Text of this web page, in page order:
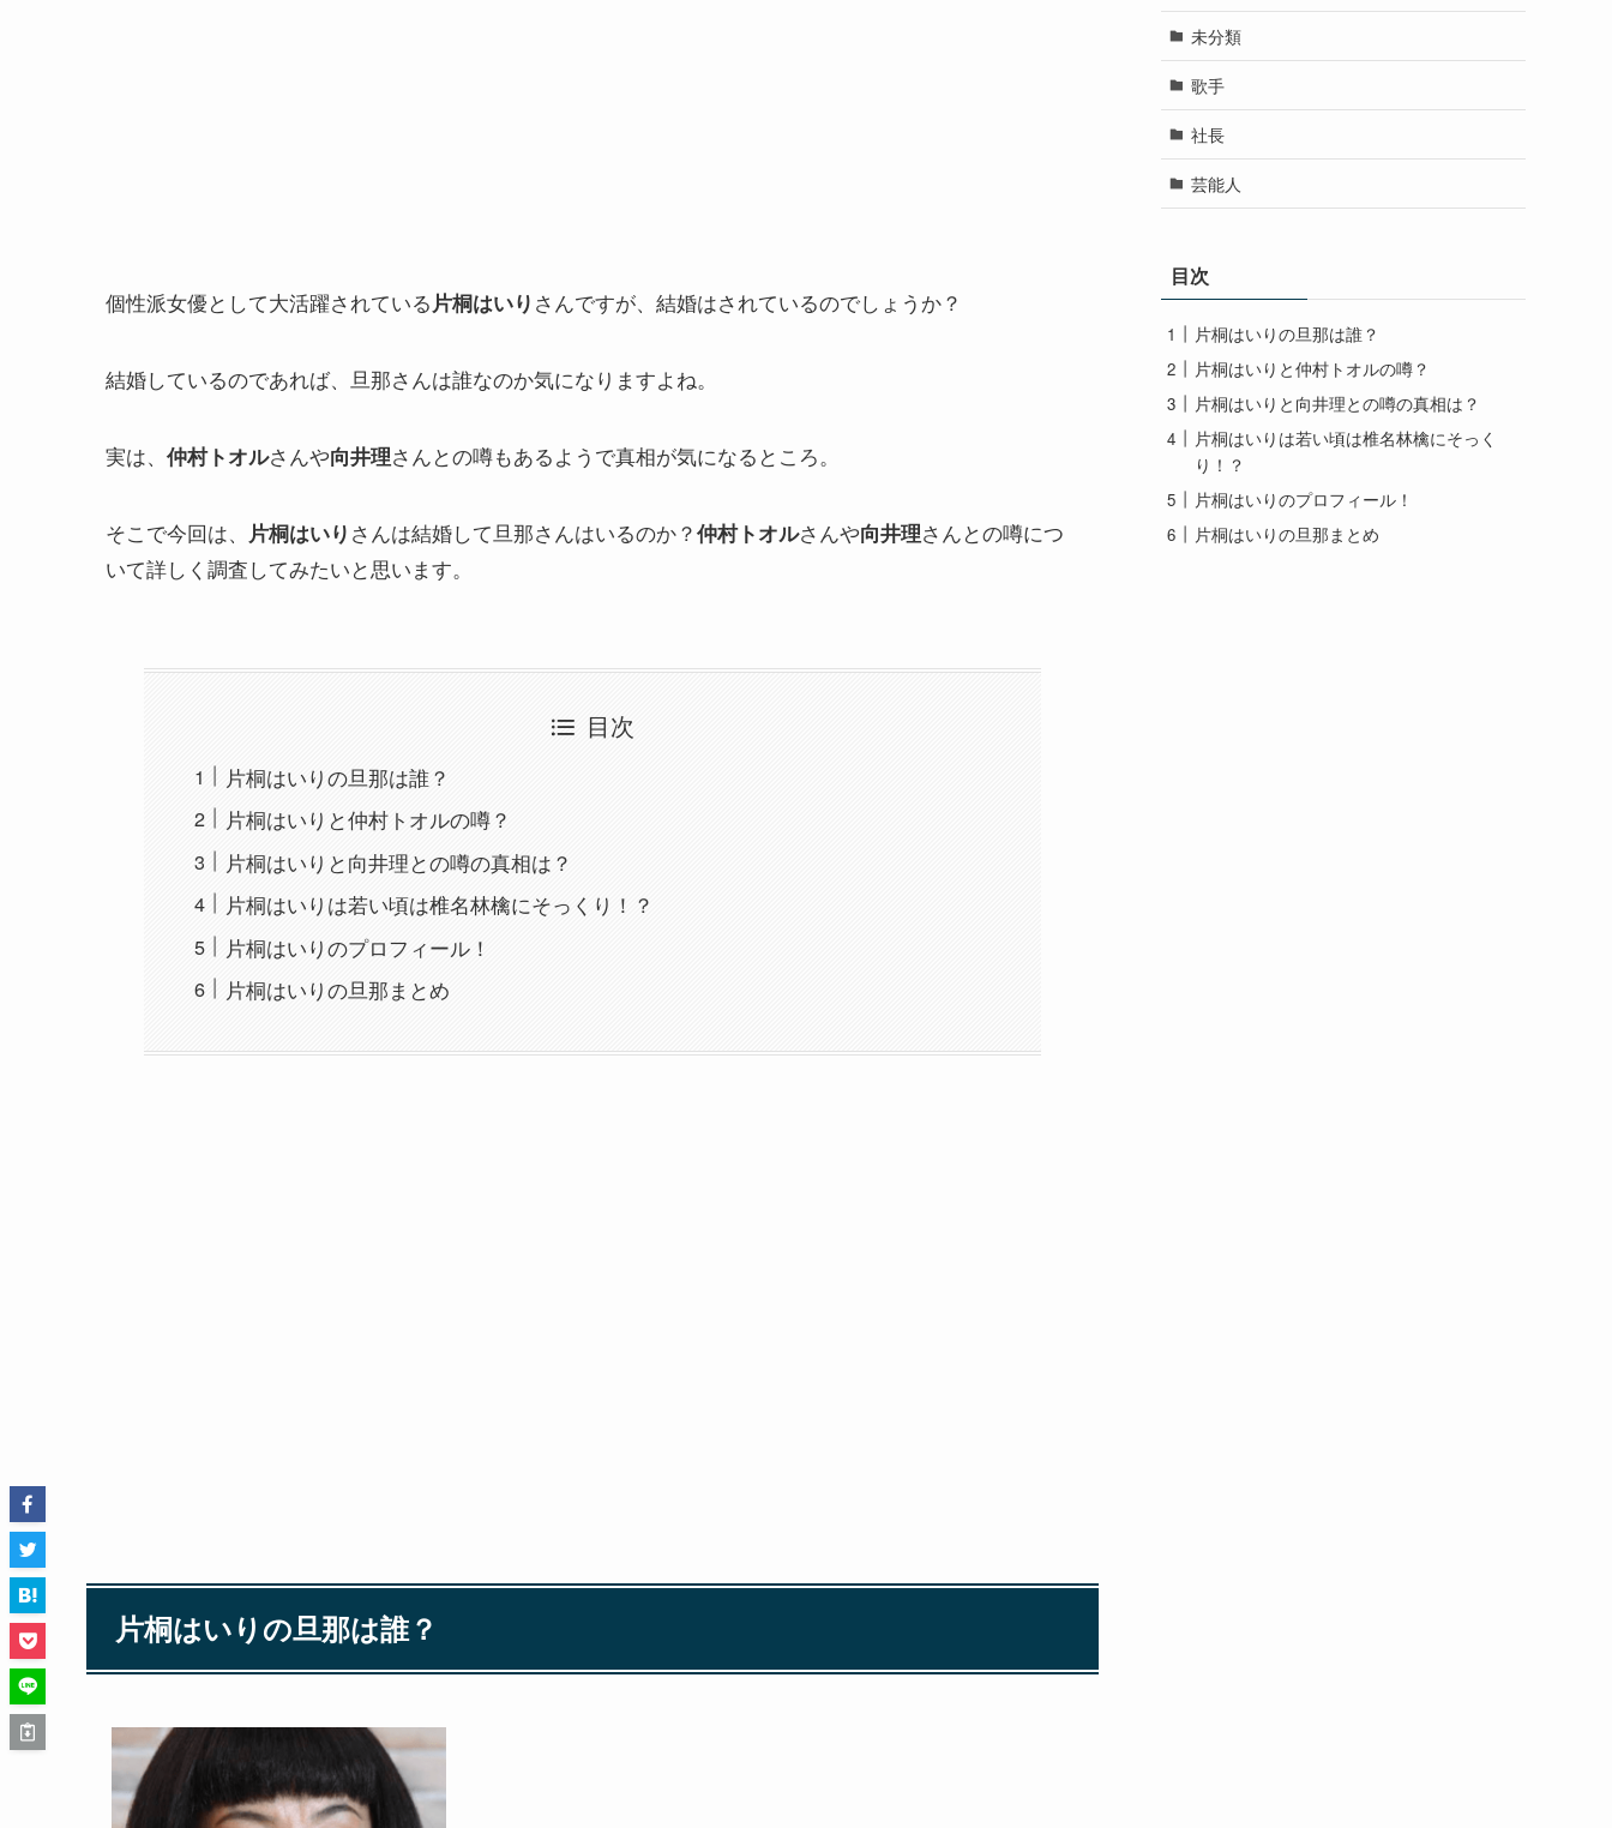
個性派女優として大活躍されている 片桐はいり さんですが、結婚はされているのでしょうか？
結婚しているのであれば、旦那さんは誰なのか気になりますよね。
実は、 仲村トオルさんや向井理さんとの噂もあるようで真相が気になるところ。
そこで今回は、 片桐はいり さんは結婚して旦那さんはいるのか？仲村トオルさんや向井理さんとの噂につ
いて詳しく調査してみたいと思います。
目次
片桐はいりの旦那は誰？
片桐はいりと仲村トオルの噂？
片桐はいりと向井理との噂の真相は？
片桐はいりは若い頃は椎名林檎にそっくり！？
片桐はいりのプロフィール！
片桐はいりの旦那まとめ
片桐はいりの旦那は誰？
未分類
歌手
社長
芸能人
目次
片桐はいりの旦那は誰？
片桐はいりと仲村トオルの噂？
片桐はいりと向井理との噂の真相は？
片桐はいりは若い頃は椎名林檎にそっく
り！？
片桐はいりのプロフィール！
片桐はいりの旦那まとめ